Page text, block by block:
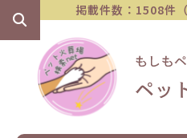
掲載件数：1508件